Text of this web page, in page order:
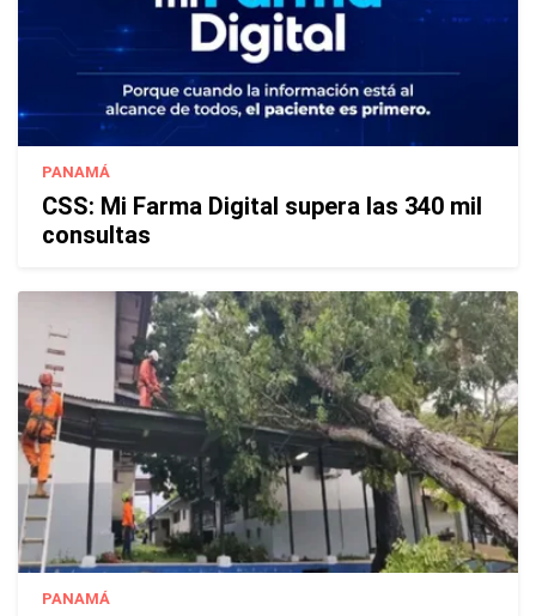
PANAMÁ
CSS: Mi Farma Digital supera las 340 mil
consultas
PANAMÁ